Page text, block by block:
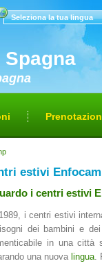
Seleziona la tua lingua
estivi
i centri estivi
i centri estivi
dei bambini e
in una città
una nuova lingua.